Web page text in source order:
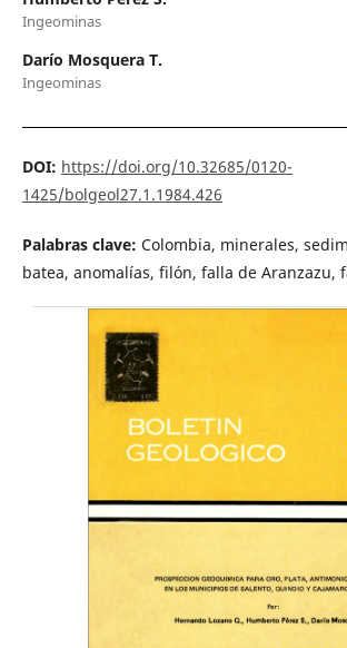
Ingeominas
Darío Mosquera T.
Ingeominas
DOI: https://doi.org/10.32685/0120-
1425/bolgeol27.1.1984.426
Palabras clave: Colombia, minerales,
batea, anomalías, filón, falla de Aranzazu,